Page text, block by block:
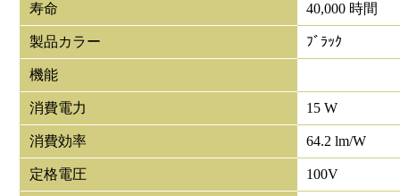
寿命 40,000 時間
製品カラー ﾌﾞﾗｯｸ
機能
消費電力 15 W
消費効率 64.2 lm/W
定格電圧 100V